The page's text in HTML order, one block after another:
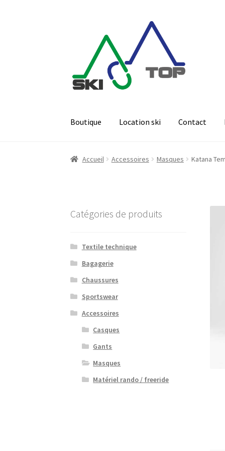
navigation
contenu
Boutique Location ski Contact
Accueil Accessoires Masques Katana
Catégories de produits
Textile technique
Bagagerie
Chaussures
Sportswear
Accessoires
Casques
Gants
Masques
Matériel rando / freeride